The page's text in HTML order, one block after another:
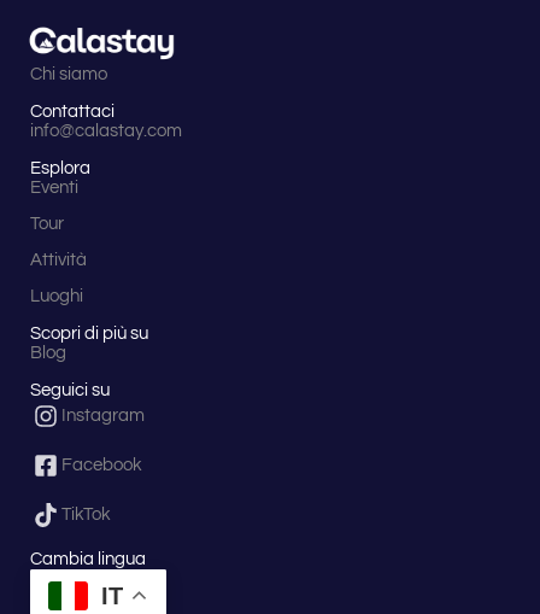
Chi siamo
Contattaci
info@calastay.com
Esplora
Eventi
Tour
Attività
Luoghi
Scopri di più su
Blog
Seguici su
Instagram
Facebook
TikTok
Cambia lingua
IT